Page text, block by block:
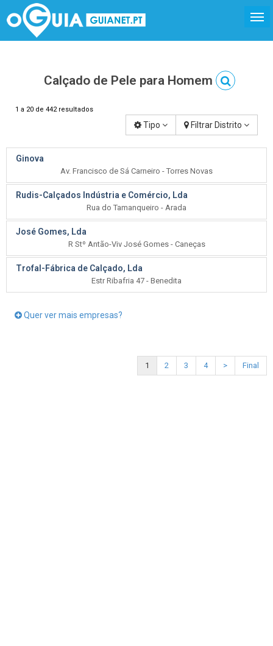
Calçado de Pele para Homem
1 a 20 de 442 resultados
Tipo Filtrar Distrito
Ginova
Av. Francisco de Sá Carneiro - Torres Novas
Rudis-Calçados Indústria e Comércio, Lda
Rua do Tamanqueiro - Arada
José Gomes, Lda
R Stº Antão-Viv José Gomes - Caneças
Trofal-Fábrica de Calçado, Lda
Estr Ribafria 47 - Benedita
Quer ver mais empresas?
1 2 3 4 > Final